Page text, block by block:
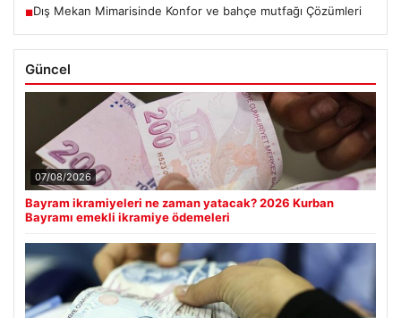
■Dış Mekan Mimarisinde Konfor ve bahçe mutfağı Çözümleri
Güncel
07/08/2026
Bayram ikramiyeleri ne zaman yatacak? 2026 Kurban
Bayramı emekli ikramiye ödemeleri